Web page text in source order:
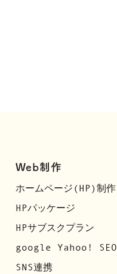
Web制作
ホームページ(HP)制作
HPパッケージ
HPサブスクプラン
google Yahoo! SEO
SNS連携